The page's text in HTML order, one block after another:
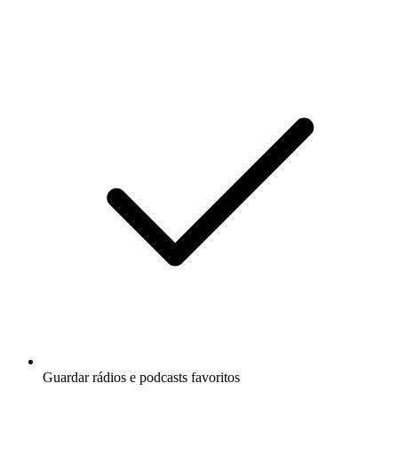
Guardar rádios e podcasts favoritos